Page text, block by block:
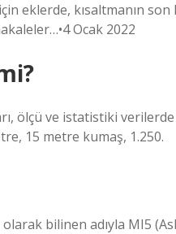
eklerde, kısaltmanın son
Ocak 2022
ölçü ve istatistiki
15 metre kumaş, 1.250.
bilinen adıyla MI5